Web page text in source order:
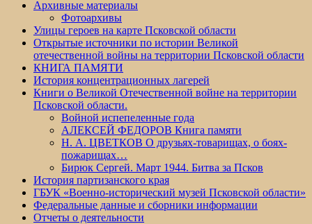
Архивные материалы
Фотоархивы
Улицы героев на карте Псковской области
Открытые источники по истории Великой
отечественной войны на территории Псковской области
КНИГА ПАМЯТИ
История концентрационных лагерей
Книги о Великой Отечественной войне на территории
Псковской области.
Войной испепеленные года
АЛЕКСЕЙ ФЕДОРОВ Книга памяти
Н. А. ЦВЕТКОВ О друзьях-товарищах, о боях-
пожарищах…
Бирюк Сергей. Март 1944. Битва за Псков
История партизанского края
ГБУК «Военно-исторический музей Псковской области»
Федеральные данные и сборники информации
Отчеты о деятельности